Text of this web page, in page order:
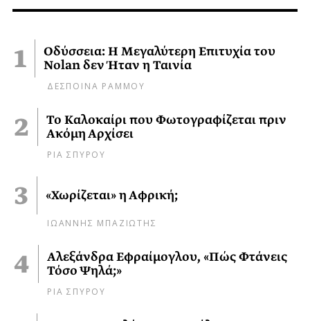
Οδύσσεια: Η Μεγαλύτερη Επιτυχία του
Nolan δεν Ήταν η Ταινία
ΔΕΣΠΟΙΝΑ ΡΑΜΜΟΥ
Το Καλοκαίρι που Φωτογραφίζεται πριν
Ακόμη Αρχίσει
ΡΙΑ ΣΠΥΡΟΥ
«Χωρίζεται» η Αφρική;
ΙΩΑΝΝΗΣ ΜΠΑΖΙΩΤΗΣ
Αλεξάνδρα Εφραίμογλου, «Πώς Φτάνεις
Τόσο Ψηλά;»
ΡΙΑ ΣΠΥΡΟΥ